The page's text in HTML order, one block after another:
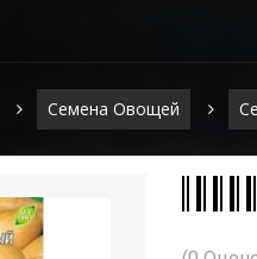
Семена Овощей